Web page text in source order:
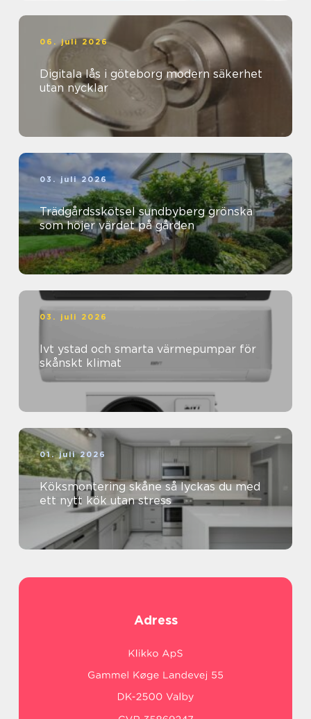
06. juli 2026
Digitala lås i göteborg modern säkerhet
utan nycklar
03. juli 2026
Trädgårdsskötsel sundbyberg grönska
som höjer värdet på gården
03. juli 2026
Ivt ystad och smarta värmepumpar för
skånskt klimat
01. juli 2026
Köksmontering skåne så lyckas du med
ett nytt kök utan stress
Adress